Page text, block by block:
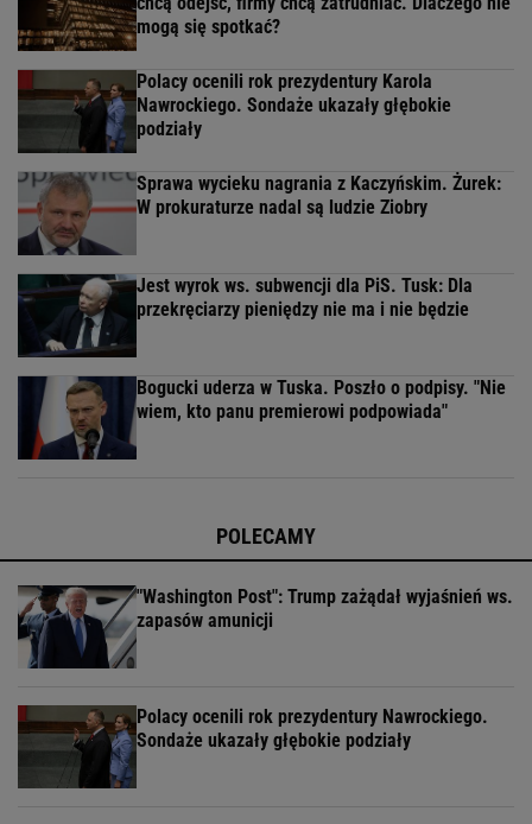
mogą się spotkać?
Polacy ocenili rok prezydentury Karola
Nawrockiego. Sondaże ukazały głębokie
podziały
Sprawa wycieku nagrania z Kaczyńskim. Żurek:
W prokuraturze nadal są ludzie Ziobry
Jest wyrok ws. subwencji dla PiS. Tusk: Dla
przekręciarzy pieniędzy nie ma i nie będzie
Bogucki uderza w Tuska. Poszło o podpisy. "Nie
wiem, kto panu premierowi podpowiada"
POLECAMY
"Washington Post": Trump zażądał wyjaśnień ws.
zapasów amunicji
Polacy ocenili rok prezydentury Nawrockiego.
Sondaże ukazały głębokie podziały